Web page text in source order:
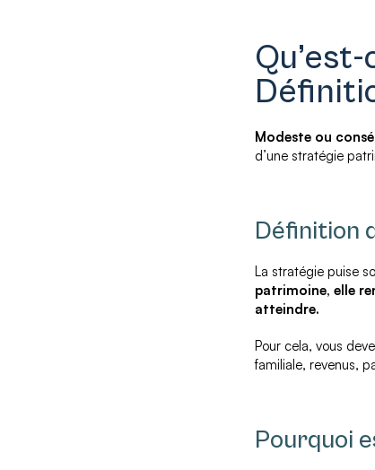
Modeste ou
d’une stratégie
Définition
La stratégie puise
patrimoine, elle
atteindre.
Pour cela, vous
familiale, revenus,
Pourquoi